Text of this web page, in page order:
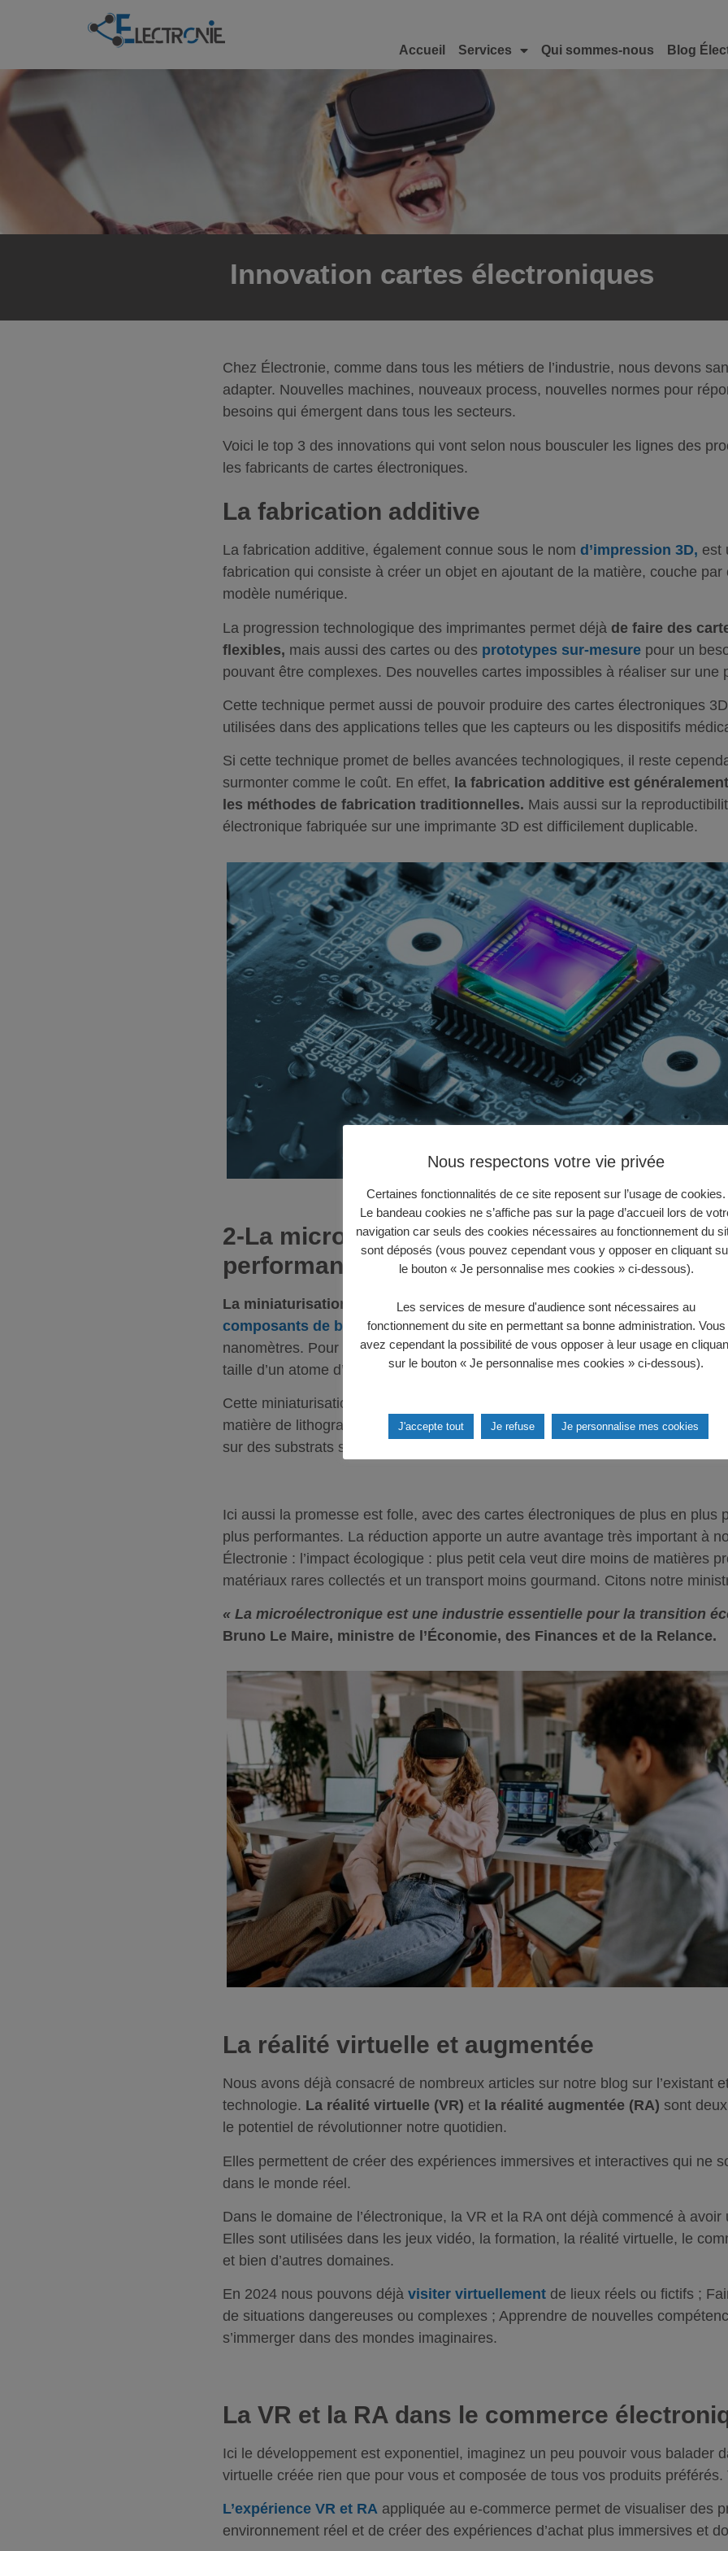
Accueil Services Qui sommes-nous Blog
Innovation cartes électroniques
Chez Électronie, comme dans tous les métiers de l’industrie, nous devons
adapter. Nouvelles machines, nouveaux process, nouvelles normes pour
besoins qui émergent dans tous les secteurs.
Voici le top 3 des innovations qui vont selon nous bousculer les lignes des
les fabricants de cartes électroniques.
La fabrication additive
La fabrication additive, également connue sous le nom d’impression 3D, est
fabrication qui consiste à créer un objet en ajoutant de la matière, couche par
modèle numérique.
La progression technologique des imprimantes permet déjà de faire des
flexibles, mais aussi des cartes ou des prototypes sur-mesurepour un
pouvant être complexes. Des nouvelles cartes impossibles à réaliser sur une
Cette technique permet aussi de pouvoir produire des cartes électroniques
utilisées dans des applications telles que les capteurs ou les dispositifs
Si cette technique promet de belles avancées technologiques, il reste
surmonter comme le coût. En effet, la fabrication additive est
les méthodes de fabrication traditionnelles. Mais aussi sur la
électronique fabriquée sur une imprimante 3D est difficilement duplicable.
2-La microélectronique pour toujours plus
performantes et durables
La miniaturisation des transistors,une course sans fin : aujourd’hui, les
composants de base des circuits électroniques,ont une taille de l’ordre
nanomètres. Pour se faire une idée, un nanomètre est un milliardième de
taille d’un atome d’hydrogène.
Cette miniaturisation est rendue possible grâce à des progrès technologiques
matière de lithographie, c’est-à-dire de la technique utilisée pour imprimer
sur des substrats semi-conducteurs.
Ici aussi la promesse est folle, avec des cartes électroniques de plus en plus
plus performantes. La réduction apporte un autre avantage très important à
Électronie : l’impact écologique : plus petit cela veut dire moins de matières
matériaux rares collectés et un transport moins gourmand. Citons notre
« La microélectronique est une industrie essentielle pour la transition
Bruno Le Maire, ministre de l’Économie, des Finances et de la Relance.
La réalité virtuelle et augmentée
Nous avons déjà consacré de nombreux articles sur notre blog sur l’existant
technologie. La réalité virtuelle (VR) et la réalité augmentée (RA) sont
le potentiel de révolutionner notre quotidien.
Elles permettent de créer des expériences immersives et interactives qui ne
dans le monde réel.
Dans le domaine de l’électronique, la VR et la RA ont déjà commencé à
Elles sont utilisées dans les jeux vidéo, la formation, la réalité virtuelle, le
et bien d’autres domaines.
En 2024 nous pouvons déjà visiter virtuellementde lieux réels ou fictifs ;
de situations dangereuses ou complexes ; Apprendre de nouvelles
s’immerger dans des mondes imaginaires.
La VR et la RA dans le commerce
Ici le développement est exponentiel, imaginez un peu pouvoir vous balader
virtuelle créée rien que pour vous et composée de tous vos produits préférés.
L’expérience VR et RAappliquée au e-commerce permet de visualiser des
environnement réel et de créer des expériences d’achat plus immersives et
Nous respectons votre vie privée
Certaines fonctionnalités de ce site reposent sur l’usage de cookies.
Le bandeau cookies ne s’affiche pas sur la page d’accueil lors de
navigation car seuls des cookies nécessaires au fonctionnement du
sont déposés (vous pouvez cependant vous y opposer en cliquant
le bouton « Je personnalise mes cookies » ci-dessous).
Les services de mesure d'audience sont nécessaires au
fonctionnement du site en permettant sa bonne administration. Vous
avez cependant la possibilité de vous opposer à leur usage en
sur le bouton « Je personnalise mes cookies » ci-dessous).
J'accepte tout Je refuse Je personnalise mes cookies